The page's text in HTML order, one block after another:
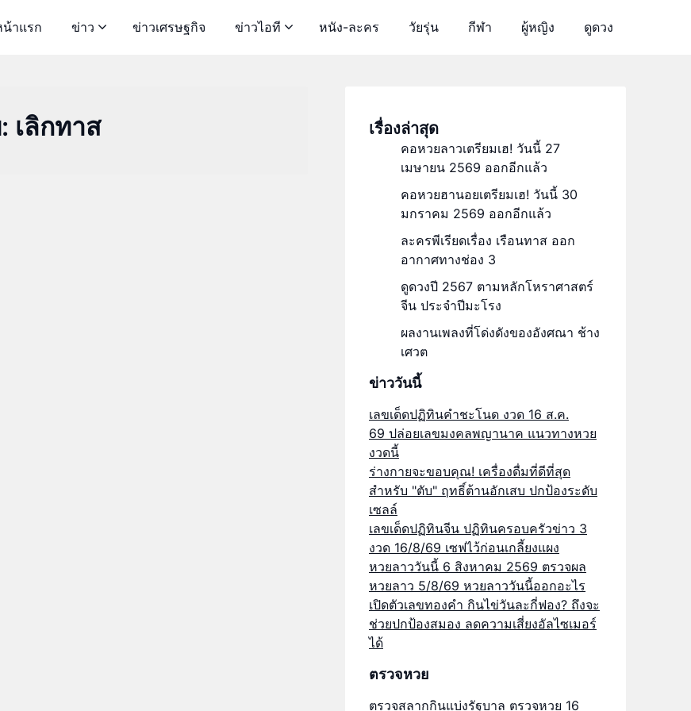
าแรก ข่าว ข่าวเศรษฐกิจ ข่าวไอที หนัง-ละคร วัยรุ่น กีฬา ผู้หญิง ดูดวง
เลิกทาส เรื่องล่าสุด
คอหวยลาวเตรียมเฮ! วันนี้ 27
เมษายน 2569 ออกอีกแล้ว
คอหวยฮานอยเตรียมเฮ! วันนี้ 30
มกราคม 2569 ออกอีกแล้ว
ละครพีเรียดเรื่อง เรือนทาส ออก
อากาศทางช่อง 3
ดูดวงปี 2567 ตามหลักโหราศาสตร์
จีน ประจำปีมะโรง
ผลงานเพลงที่โด่งดังของอังศณา ช้าง
เศวต
ข่าววันนี้
เลขเด็ดปฏิทินคำชะโนด งวด 16 ส.ค.
69 ปล่อยเลขมงคลพญานาค แนวทางหวย
งวดนี้
ร่างกายจะขอบคุณ! เครื่องดื่มที่ดีที่สุด
สำหรับ "ตับ" ฤทธิ์ต้านอักเสบ ปกป้องระดับ
เซลล์
เลขเด็ดปฏิทินจีน ปฏิทินครอบครัวข่าว 3
งวด 16/8/69 เซฟไว้ก่อนเกลี้ยงแผง
หวยลาววันนี้ 6 สิงหาคม 2569 ตรวจผล
หวยลาว 5/8/69 หวยลาววันนี้ออกอะไร
เปิดตัวเลขทองคำ กินไข่วันละกี่ฟอง? ถึงจะ
ช่วยปกป้องสมอง ลดความเสี่ยงอัลไซเมอร์
ได้
ตรวจหวย
ตรวจสลากกินแบ่งรัฐบาล ตรวจหวย 16